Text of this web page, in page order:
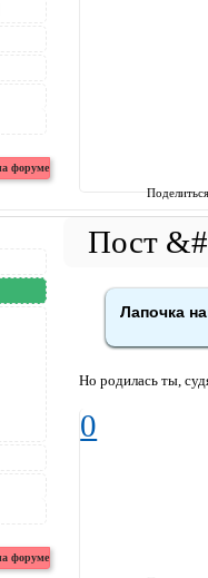
Лапочка
Но родилась ты,
0